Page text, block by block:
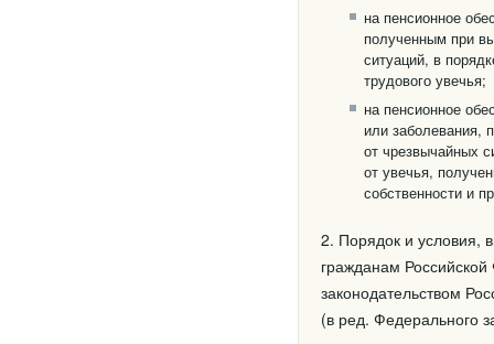
на пенсионное
полученным при
ситуаций, в
трудового увечья;
на пенсионное
или заболевания,
от чрезвычайных
от увечья,
собственности и
2. Порядок и условия,
гражданам
законодательством
(в ред. Федерального